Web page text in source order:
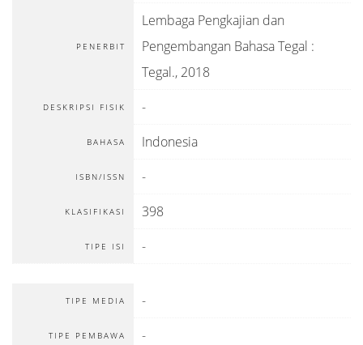
PENERBIT
Lembaga Pengkajian dan
Pengembangan Bahasa Tegal :
Tegal., 2018
DESKRIPSI FISIK -
BAHASA Indonesia
ISBN/ISSN -
KLASIFIKASI 398
TIPE ISI -
TIPE MEDIA -
TIPE PEMBAWA -